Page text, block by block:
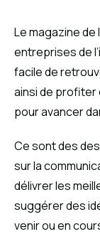
Le magazine
entreprises de
facile de
ainsi de profiter
pour avancer
Ce sont des des
sur la
délivrer les
suggérer des
venir ou en